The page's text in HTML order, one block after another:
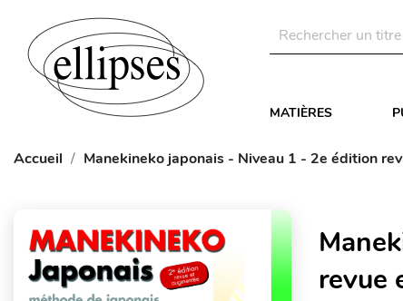
MATIÈRES
Accueil Manekineko japonais - Niveau 1 - 2e édition
revue